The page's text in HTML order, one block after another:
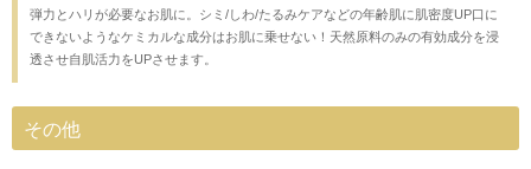
弾力とハリが必要なお肌に。シミ/しわ/たるみケアなどの年齢肌に肌密度UP口に
できないようなケミカルな成分はお肌に乗せない！天然原料のみの有効成分を浸
透させ自肌活力をUPさせます。
その他